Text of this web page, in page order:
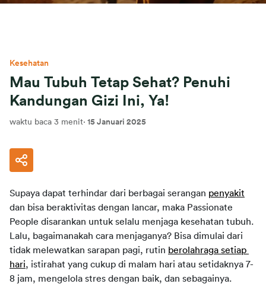
Kesehatan
Mau Tubuh Tetap Sehat? Penuhi
Kandungan Gizi Ini, Ya!
waktu baca 3 menit· 15 Januari 2025
Supaya dapat terhindar dari berbagai serangan penyakit
dan bisa beraktivitas dengan lancar, maka Passionate
People disarankan untuk selalu menjaga kesehatan tubuh.
Lalu, bagaimanakah cara menjaganya? Bisa dimulai dari
tidak melewatkan sarapan pagi, rutin berolahraga setiap
hari, istirahat yang cukup di malam hari atau setidaknya 7-
8 jam, mengelola stres dengan baik, dan sebagainya.